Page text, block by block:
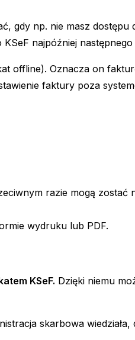
gdy np. nie masz dostępu
najpóźniej
offline). Oznacza on
faktury poza
razie mogą zostać
wydruku lub PDF.
KSeF. Dzięki niemu
skarbowa wiedziała,